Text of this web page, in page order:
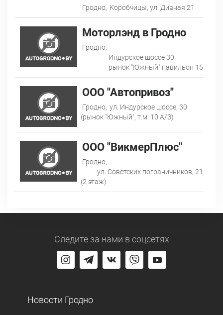
Гродно, Коробчицы, ул. Дивная 21
Моторлэнд в Гродно
Гродно,
Индурское шоссе 30
рынок "Южный" павильон 15
ООО "Автопривоз"
Гродно, ул. Индурское шоссе, 30
(рынок "Южный", т.м. 10 А/З)
ООО "ВикмерПлюс"
Гродно,
ул. Советских пограничников, 21
(2 этаж)
Следите за нами в соцсетях
Новости Гродно